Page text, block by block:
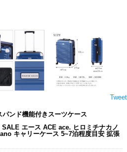
Tweet
ンド機能付きスーツケース
エース ACE ace. ヒロミチナカノ
キャリーケース 5~7泊程度目安 拡張